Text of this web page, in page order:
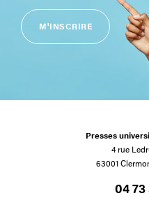
M'INSCRIRE
Presses
4 rue
63001
04